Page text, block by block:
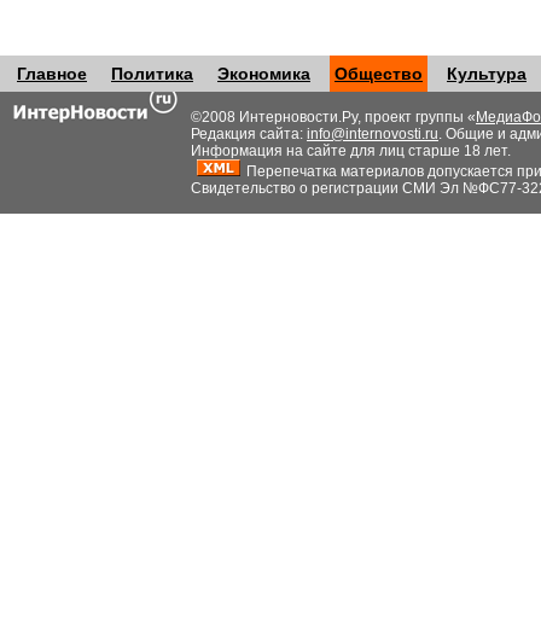
Главное Политика Экономика Общество Культура
©2008 Интерновости.Ру, проект группы «
Редакция сайта: info@internovosti.ru. Общие и
Информация на сайте для лиц старше 18 лет.
Перепечатка материалов допускается
Свидетельство о регистрации СМИ Эл №ФС77-